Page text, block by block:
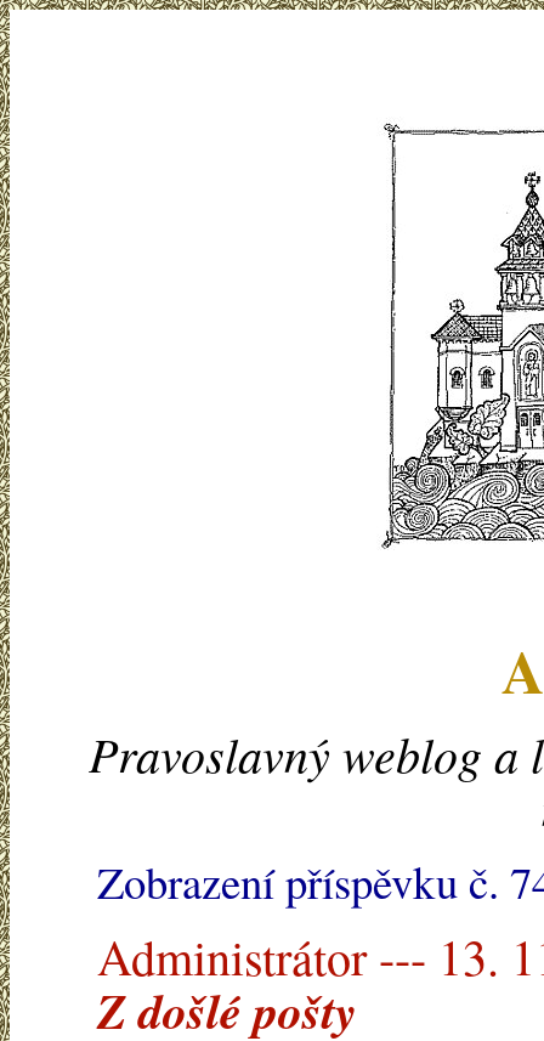
Pravoslavný weblog a
Zobrazení příspěvku č.
Administrátor --- 13.
Z došlé pošty